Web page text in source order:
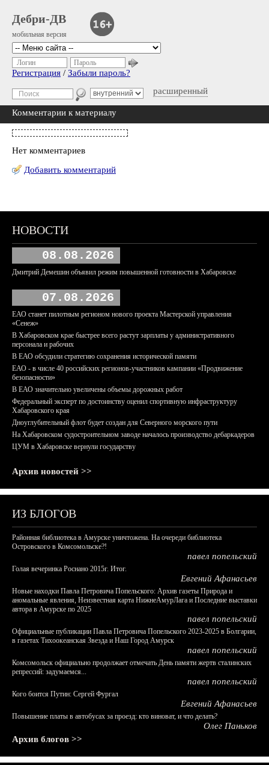
Дебри-ДВ
мобильная версия
расширенный
Логин Пароль
Регистрация / Забыли пароль?
Комментарии к материалу
Нет комментариев
Добавить комментарий
НОВОСТИ
08.08.2026
Дмитрий Демешин объявил режим повышенной готовности в Хабаровске
07.08.2026
ЕАО станет пилотным регионом нового проекта Мастерской управления
«Сенеж»
В Хабаровском крае быстрее всего растут зарплаты у административного
персонала и рабочих
В ЕАО обсудили стратегию сохранения исторической памяти
ЕАО - в числе 40 российских регионов-участников кампании «Продвижение
безопасности»
В ЕАО значительно увеличены объемы дорожных работ
Федеральный эксперт по достоинству оценил спортивную инфраструктуру
Хабаровского края
Дноуглубительный флот будет создан для Северного морского пути
На Хабаровском судостроительном заводе началось производство дебаркадеров
ЦУМ в Хабаровске вернули государству
Архив новостей >>
ИЗ БЛОГОВ
Районная библиотека в Амурске уничтожена. На очереди библиотека
Островского в Комсомольске?!
павел попельский
Голая вечеринка Роснано 2015г. Итог.
Евгений Афанасьев
Новые находки Павла Петровича Попельского: Архив газеты Природа и
аномальные явления, Неизвестная карта НижнеАмурЛага и Последние выставки
автора в Амурске по 2025
павел попельский
Официальные публикации Павла Петровича Попельского 2023-2025 в Болгарии,
в газетах Тихоокеанская Звезда и Наш Город Амурск
павел попельский
Комсомольск официально продолжает отмечать День памяти жертв сталинских
репрессий: задумаемся...
павел попельский
Кого боится Путин: Сергей Фургал
Евгений Афанасьев
Повышение платы в автобусах за проезд: кто виноват, и что делать?
Олег Паньков
Архив блогов >>